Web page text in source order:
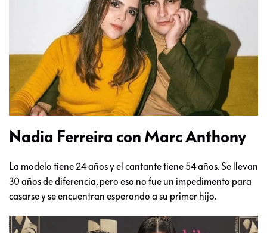
Nadia Ferreira con Marc Anthony
La modelo tiene 24 años y el cantante tiene 54 años. Se llevan
30 años de diferencia, pero eso no fue un impedimento para
casarse y se encuentran esperando a su primer hijo.